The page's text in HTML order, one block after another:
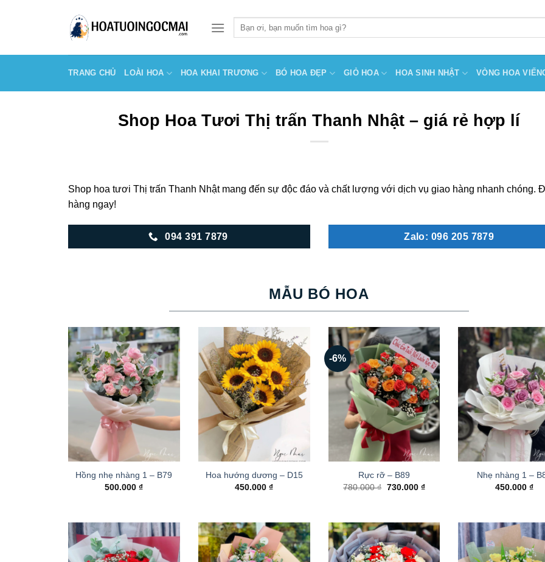
kiếm:
TRANG CHỦ LOÀI HOA HOA KHAI TRƯƠNG BÓ HOA ĐẸP GIỎ HOA HOA SINH NHẬT VÒNG HOA
Shop Hoa Tươi Thị trấn Thanh Nhật – giá rẻ hợp lí
Shop hoa tươi Thị trấn Thanh Nhật mang đến sự độc đáo và chất lượng với dịch vụ giao hàng nhanh chóng.
hàng ngay!
094 391 7879 Zalo: 096 205 7879
MẪU BÓ HOA
Hồng nhẹ nhàng 1 – B79
500.000₫
Hoa hướng dương – D15
450.000₫
-6%
Rực rỡ – B89
780.000₫ Giá
730.000 ₫Giá
730.000 ₫.
Nhẹ nhàng 1 –
450.000 ₫